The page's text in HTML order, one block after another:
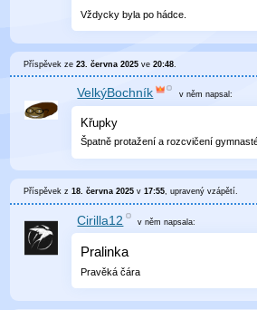
Vždycky byla po hádce.
Příspěvek ze23. června 2025 ve20:48
VelkýBochník v něm napsal:
Křupky
Špatně protažení a rozcvičení
Příspěvek z18. června 2025 v17:55, upravenývzápětí.
Cirilla12 v němnapsala:
Pralinka
Pravěká čára